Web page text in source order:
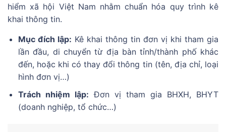
hiểm xã hội Việt Nam nhằm chuẩn hóa quy trình kê
khai thông tin.
Mục đích lập: Kê khai thông tin đơn vị khi tham gia
lần đầu, di chuyển từ địa bàn tỉnh/thành phố khác
đến, hoặc khi có thay đổi thông tin (tên, địa chỉ, loại
hình đơn vị…)
Trách nhiệm lập: Đơn vị tham gia BHXH, BHYT
(doanh nghiệp, tổ chức…)